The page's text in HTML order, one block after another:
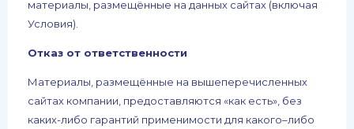
материалы, размещённые на данных сайтах (включая
Условия).
Отказ от ответственности
Материалы, размещённые на вышеперечисленных
сайтах компании, предоставляются «как есть», без
каких-либо гарантий применимости для какого–либо